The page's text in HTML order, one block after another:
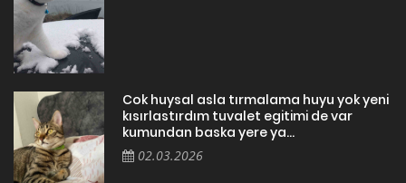
Cok huysal asla tırmalama huyu yok yeni
kısırlastırdım tuvalet egitimi de var
kumundan baska yere ya...
02.03.2026